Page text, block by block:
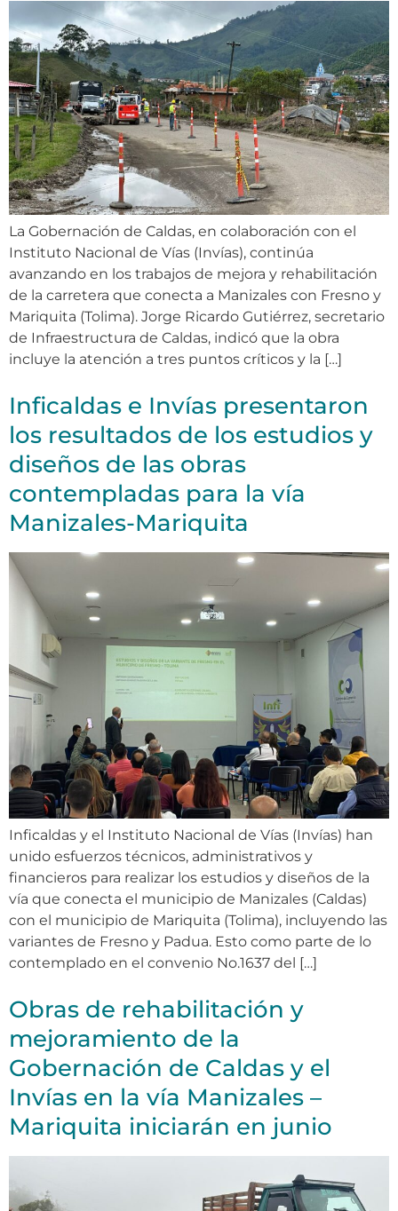
La Gobernación de Caldas, en colaboración con el
Instituto Nacional de Vías (Invías), continúa
avanzando en los trabajos de mejora y rehabilitación
de la carretera que conecta a Manizales con Fresno y
Mariquita (Tolima). Jorge Ricardo Gutiérrez, secretario
de Infraestructura de Caldas, indicó que la obra
incluye la atención a tres puntos críticos y la […]
Inficaldas e Invías presentaron
los resultados de los estudios y
diseños de las obras
contempladas para la vía
Manizales-Mariquita
Inficaldas y el Instituto Nacional de Vías (Invías) han
unido esfuerzos técnicos, administrativos y
financieros para realizar los estudios y diseños de la
vía que conecta el municipio de Manizales (Caldas)
con el municipio de Mariquita (Tolima), incluyendo las
variantes de Fresno y Padua. Esto como parte de lo
contemplado en el convenio No.1637 del […]
Obras de rehabilitación y
mejoramiento de la
Gobernación de Caldas y el
Invías en la vía Manizales –
Mariquita iniciarán en junio